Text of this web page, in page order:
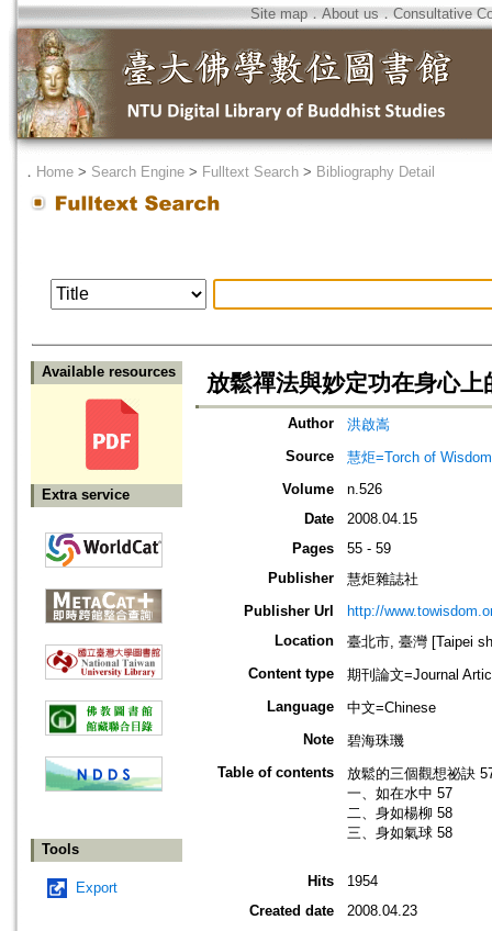
Site map．About us ． Consultative
． Home > Search Engine > Fulltext Search > Bibliography Detail
Available resources
Extra service
Tools
Export
放鬆禪法與妙定功在身心上
Author
洪啟嵩
Source
慧炬=Torch of
Volume
n.526
Date
2008.04.15
Pages
55 - 59
Publisher
慧炬雜誌社
Publisher Url
http://
Location
臺北市, 臺灣 [Taipei
Content type
期刊論文=Journal
Language
中文=Chinese
Note
碧海珠璣
Table of contents
放鬆的三個觀想祕訣
一、如在水中 57
二、身如楊柳 58
三、身如氣球 58
Hits
1954
Created date
2008.04.23